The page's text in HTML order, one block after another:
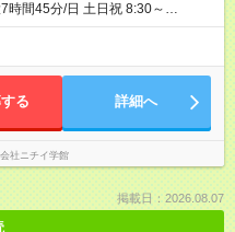
時間45分/日 土日祝 8:30～
60分） ※勤務日は相談に
アアップ研修は、ニチイ学館静
る 詳細へ
社ニチイ学館
掲載日：2026.08.07